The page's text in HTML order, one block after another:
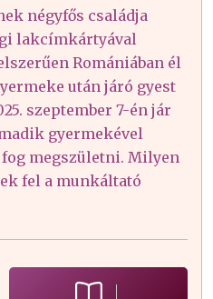
négyfős családja
lakcímkártyával
Romániában él
után járó gyest
szeptember 7-én jár
gyermekével
megszületni. Milyen
fel a munkáltató